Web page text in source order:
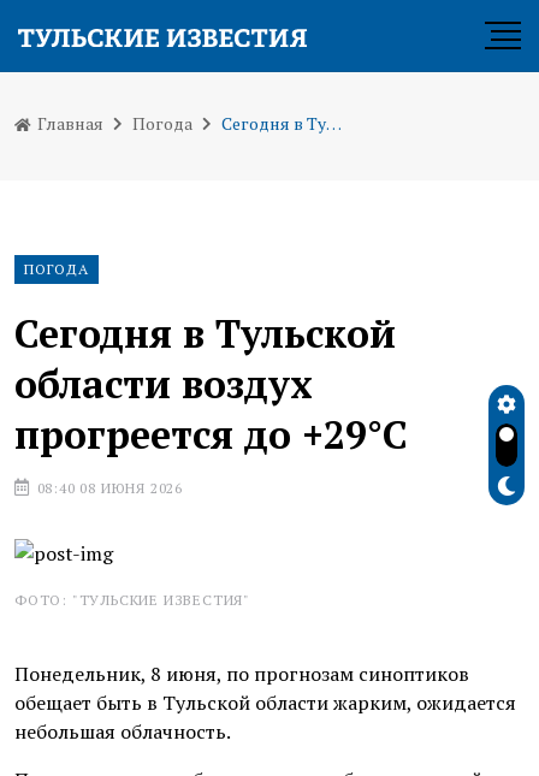
Главная Погода Сегодня в Тульской области воздух прогреется до +29°С
ПОГОДА
Сегодня в Тульской
области воздух
прогреется до +29°С
08:40 08 ИЮНЯ 2026
ФОТО: "ТУЛЬСКИЕ ИЗВЕСТИЯ"
Понедельник, 8 июня, по прогнозам синоптиков
обещает быть в Тульской области жарким, ожидается
небольшая облачность.